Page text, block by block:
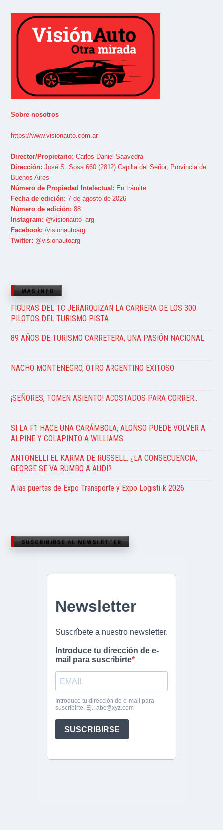
Sobre nosotros
https://www.visionauto.com.ar
Director/Propietario: Carlos Daniel Saavedra
Dirección: José S. Sosa 660 (2812) Capilla del Señor, Provincia de
Buenos Aires
Número de Propiedad Intelectual: En trámite
Fecha de edición: 7 de agosto de 2026
Número de edición: 88
Instagram: @visionauto_arg
Facebook: /visionautoarg
Twitter: @visionautoarg
MÁS INFO
FIGURAS DEL TC JERARQUIZAN LA CARRERA DE LOS 300
PILOTOS DEL TURISMO PISTA
89 AÑOS DE TURISMO CARRETERA, UNA PASIÓN NACIONAL
NACHO MONTENEGRO, OTRO ARGENTINO EXITOSO
¡SEÑORES, TOMEN ASIENTO! ACOSTADOS PARA CORRER…
SI LA F1 HACE UNA CARÁMBOLA, ALONSO PUEDE VOLVER A
ALPINE Y COLAPINTO A WILLIAMS
ANTONELLI EL KARMA DE RUSSELL. ¿LA CONSECUENCIA,
GEORGE SE VA RUMBO A AUDI?
A las puertas de Expo Transporte y Expo Logisti-k 2026
SUSCRIBIRSE AL NEWSLETTER